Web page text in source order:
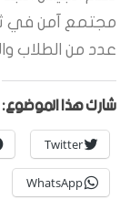
مجتمع آمن في
عدد من الطلاب
شارك هذا الموضوع:
Twitter
WhatsApp